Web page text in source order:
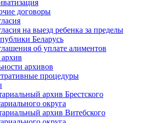
договоры
на выезд ребенка за пределы
Беларусь
об уплате алиментов
архивов
процедуры
архив Брестского
округа
архив Витебского